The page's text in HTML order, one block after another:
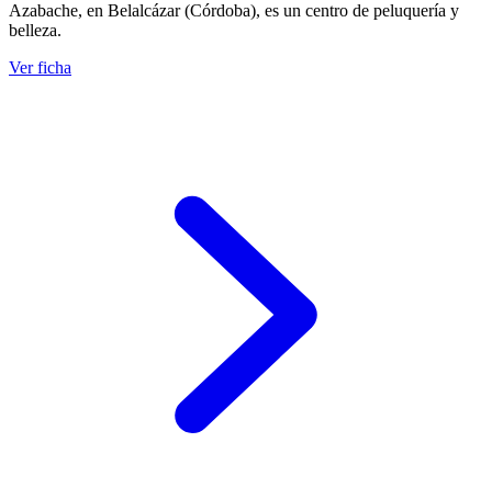
Azabache, en Belalcázar (Córdoba), es un centro de peluquería y
belleza.
Ver ficha